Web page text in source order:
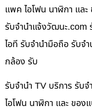
แพค ไอโฟน นาฬิกา แล
รับจํานําแจ้งวัฒนะ.com
ไอที รับจำนำมือถือ รับจ
กล้อง รับ
รับจำนำ TV บริการ รับ
ไอโฟน นาฬิกา และ ของ